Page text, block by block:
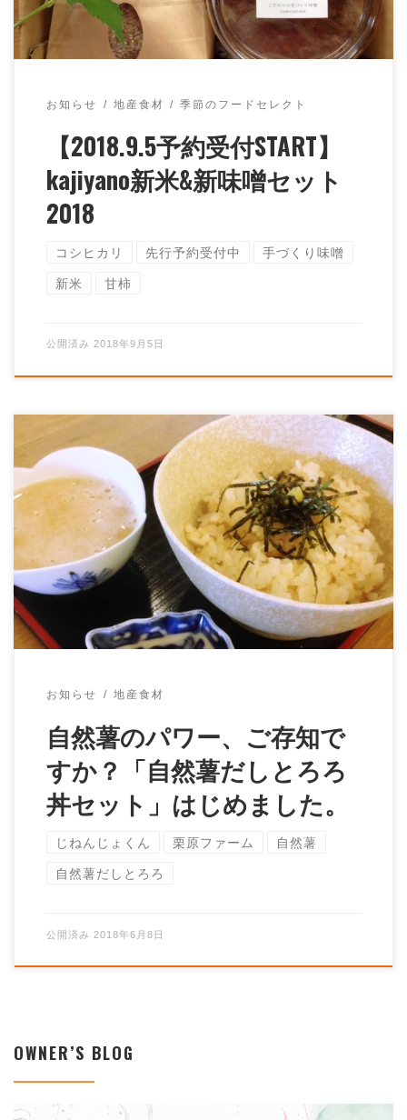
お知らせ 地産食材 季節のフードセレクト
【2018.9.5予約受付START】
kajiyano新米&新味噌セット
2018
コシヒカリ 先行予約受付中 手づくり味噌
新米 甘柿
公開済み 2018年9月5日
神河町のふるさと納税返礼品にもなっている、長谷の栗
原ファームさんの「自然薯だしとろろ」の取り扱いがス
タートしました。 特製だし […]
お知らせ 地産食材
自然薯のパワー、ご存知で
すか？「自然薯だしとろろ
丼セット」はじめました。
じねんじょくん 栗原ファーム 自然薯
自然薯だしとろろ
公開済み 2018年6月8日
OWNER’S BLOG